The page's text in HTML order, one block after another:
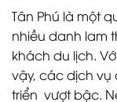
Tân Phú là một
nhiều danh lam
khách du lịch.
vậy, các dịch
triển vượt bậc.